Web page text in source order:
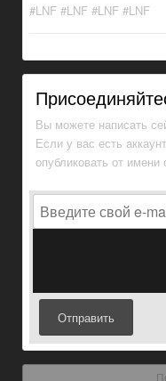
#LNF #LNF #LNF #LNF
Вы можете написать
Если у вас есть аккаунт,
опубликовать от имени
Отправить